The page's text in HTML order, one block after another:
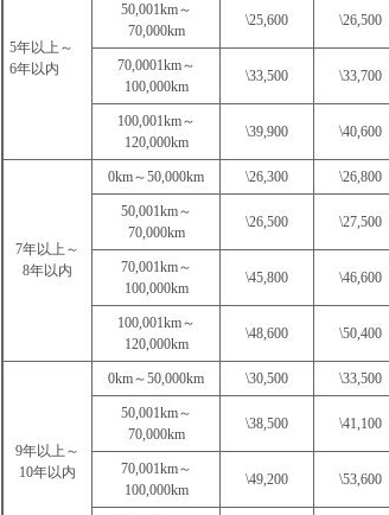
5年以上～
6年以内
50,001km～
70,000km
\25,600 \26,500
70,0001km～
100,000km
\33,500 \33,700
100,001km～
120,000km
\39,900 \40,600
7年以上～
8年以内
0km～50,000km \26,300 \26,800
50,001km～
70,000km
\26,500 \27,500
70,001km～
100,000km
\45,800 \46,600
100,001km～
120,000km
\48,600 \50,400
9年以上～
10年以内
0km～50,000km \30,500 \33,500
50,001km～
70,000km
\38,500 \41,100
70,001km～
100,000km
\49,200 \53,600